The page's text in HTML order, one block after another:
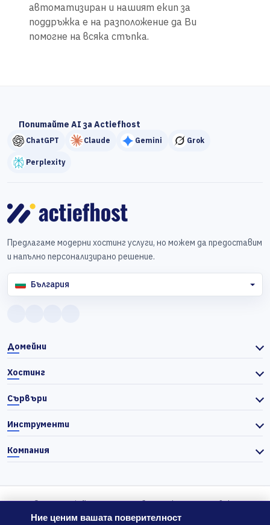
автоматизиран и нашият екип за
поддръжка е на разположение да Ви
помогне на всяка стъпка.
Попитайте AI за Actiefhost
ChatGPT Claude Gemini Grok
Perplexity
Предлагаме модерни хостинг услуги, но можем да предоставим
и напълно персонализирано решение.
България
Домейни
Хостинг
Сървъри
Инструменти
Компания
© 2026 Actiefhost. Съгласно българското търговско
законодателство цените в сайта се показват без ДДС, а ДДС се
Ние ценим вашата поверителност